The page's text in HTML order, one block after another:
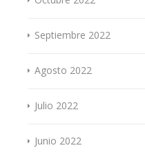
Septiembre 2022
Agosto 2022
Julio 2022
Junio 2022